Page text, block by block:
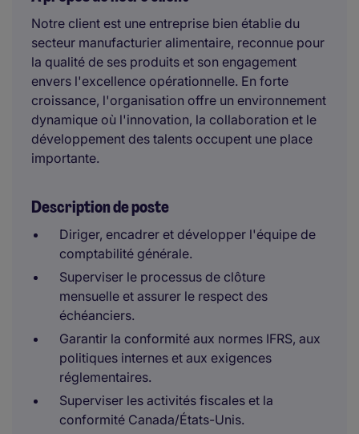
Notre client est une entreprise bien établie du
secteur manufacturier alimentaire, reconnue pour
la qualité de ses produits et son engagement
envers l'excellence opérationnelle. En forte
croissance, l'organisation offre un environnement
dynamique où l'innovation, la collaboration et le
développement des talents occupent une place
importante.
Description de poste
Diriger, encadrer et développer l'équipe de
comptabilité générale.
Superviser le processus de clôture
mensuelle et assurer le respect des
échéanciers.
Garantir la conformité aux normes IFRS, aux
politiques internes et aux exigences
réglementaires.
Superviser les activités fiscales et la
conformité Canada/États-Unis.